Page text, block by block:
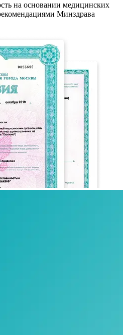
на основании медицинских
Минздрава